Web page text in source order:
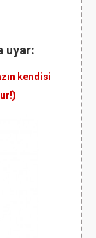
uyar:
kendisi